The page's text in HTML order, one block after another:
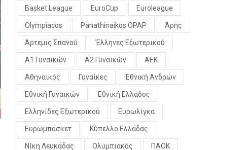
Basket League EuroCup Euroleague
Olympiacos Panathinaikos OPAP Άρης
Άρτεμις Σπανού Έλληνες Εξωτερικού
Α1 Γυναικών Α2 Γυναικών ΑΕΚ
Αθηναικός Γυναίκες Εθνική Ανδρών
Εθνική Γυναικών Εθνική Ελλάδος
Ελληνίδες Εξωτερικού Ευρωλίγκα
Ευρωμπάσκετ Κύπελλο Ελλάδας
Νίκη Λευκάδας Ολυμπιακός ΠΑΟΚ